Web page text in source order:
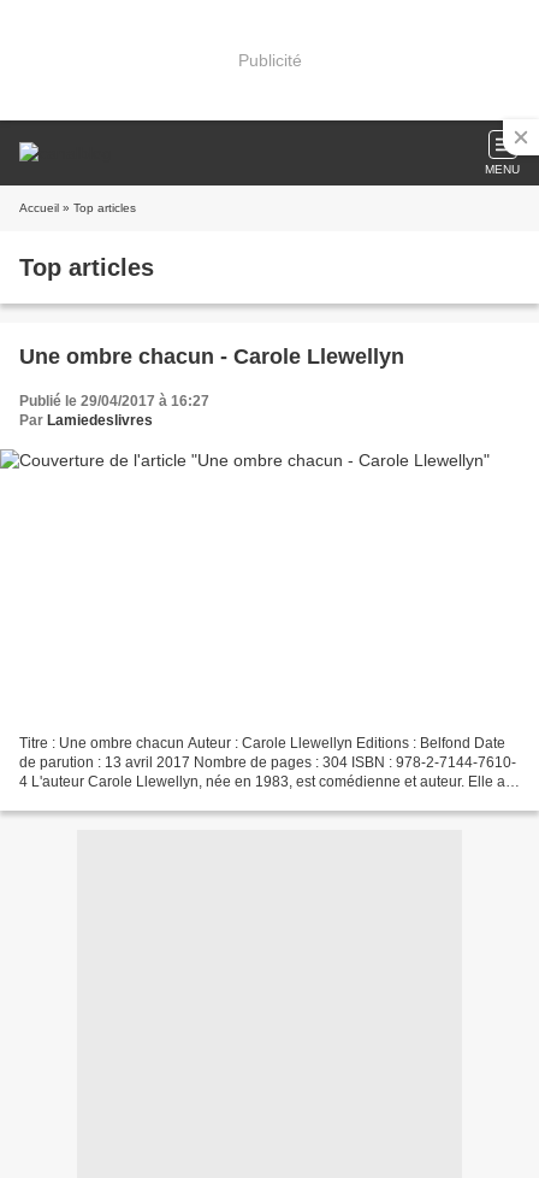
Publicité
MENU
Accueil » Top articles
Top articles
Une ombre chacun - Carole Llewellyn
Publié le 29/04/2017 à 16:27
Par Lamiedeslivres
Titre : Une ombre chacun Auteur : Carole Llewellyn Editions : Belfond Date
de parution : 13 avril 2017 Nombre de pages : 304 ISBN : 978-2-7144-7610-
4 L'auteur Carole Llewellyn, née en 1983, est comédienne et auteur. Elle a